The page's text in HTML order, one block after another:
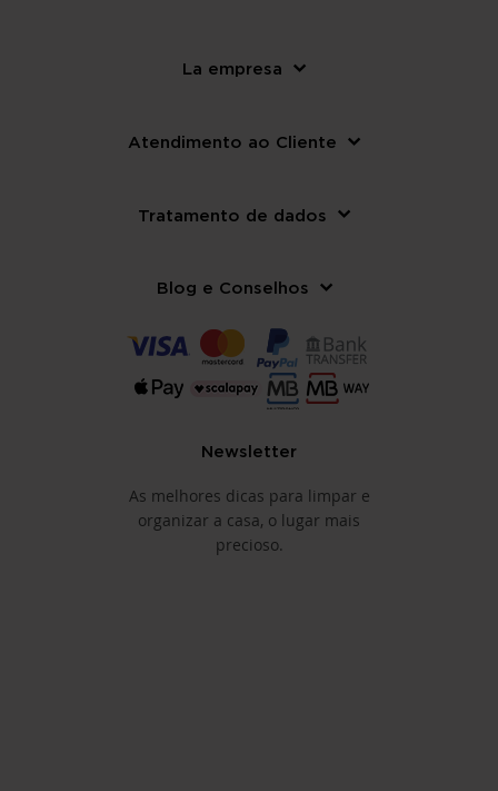
La empresa
Atendimento ao Cliente
Tratamento de dados
Blog e Conselhos
Newsletter
As melhores dicas para limpar e
organizar a casa, o lugar mais
precioso.